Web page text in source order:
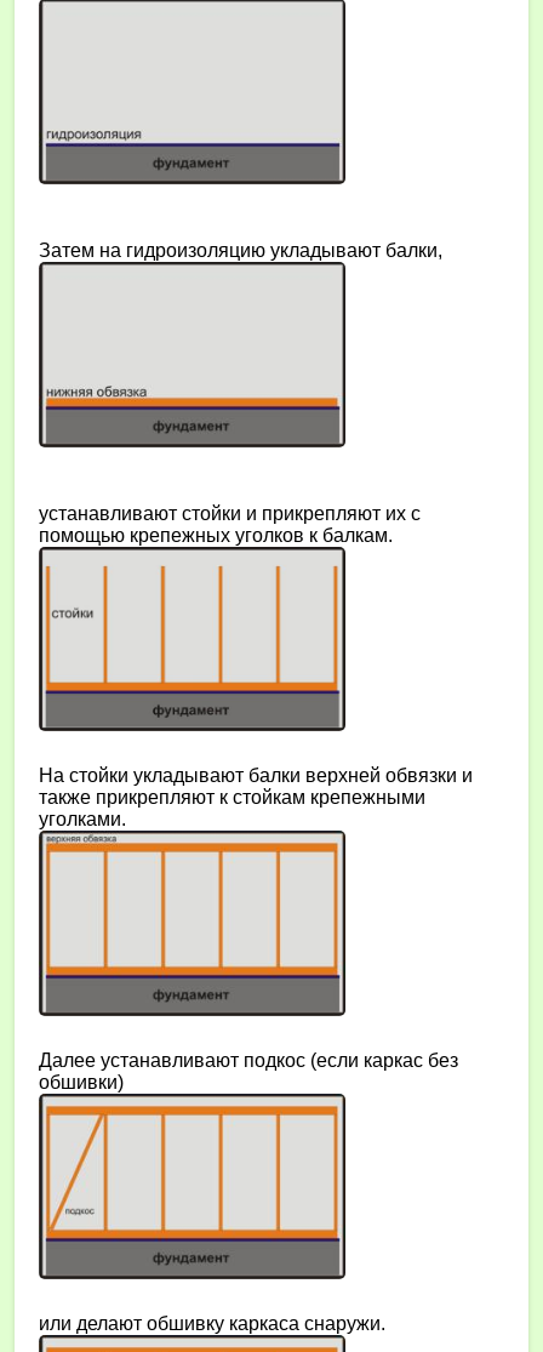
Затем на гидроизоляцию укладывают балки,
устанавливают стойки и прикрепляют их с
помощью крепежных уголков к балкам.
На стойки укладывают балки верхней обвязки и
также прикрепляют к стойкам крепежными
уголками.
Далее устанавливают подкос (если каркас без
обшивки)
или делают обшивку каркаса снаружи.